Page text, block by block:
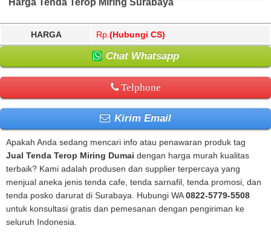
Harga Tenda Terop Miring Surabaya
HARGA Rp. (Hubungi CS)
Chat Whatsapp
Telphone
Kirim Email
Apakah Anda sedang mencari info atau penawaran produk tag
Jual Tenda Terop Miring Dumai dengan harga murah kualitas
terbaik? Kami adalah produsen dan supplier terpercaya yang
menjual aneka jenis tenda cafe, tenda sarnafil, tenda promosi, dan
tenda posko darurat di Surabaya. Hubungi WA0822-5779-5508
untuk konsultasi gratis dan pemesanan dengan pengiriman ke
seluruh Indonesia.